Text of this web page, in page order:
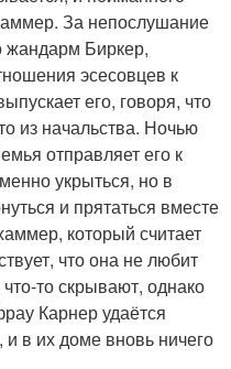
За непослушание
жандарм Биркер,
эсесовцев к
его, говоря, что
из начальства. Ночью
отправляет его к
укрыться, но в
и прятаться вместе
который считает
что она не любит
то скрывают, однако
Карнер удаётся
в их доме вновь ничего